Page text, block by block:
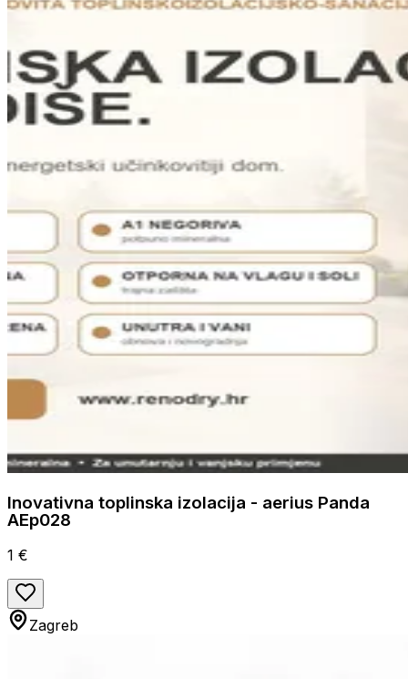
Inovativna toplinska izolacija - aerius Panda
AEp028
1 €
Zagreb